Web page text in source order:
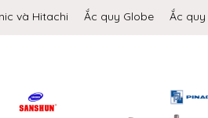
và Hitachi Ắc quy Globe Ắc quy